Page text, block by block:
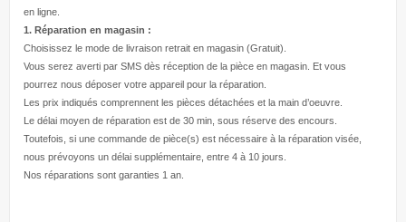
en ligne.
1. Réparation en magasin :
Choisissez le mode de livraison retrait en magasin (Gratuit).
Vous serez averti par SMS dès réception de la pièce en magasin. Et vous
pourrez nous déposer votre appareil pour la réparation.
Les prix indiqués comprennent les pièces détachées et la main d’oeuvre
Le délai moyen de réparation est de 30 min, sous réserve des encours.
Toutefois, si une commande de pièce(s) est nécessaire à la réparation visée,
nous prévoyons un délai supplémentaire, entre 4 à 10 jours.
Nos réparations sont garanties 1 an.